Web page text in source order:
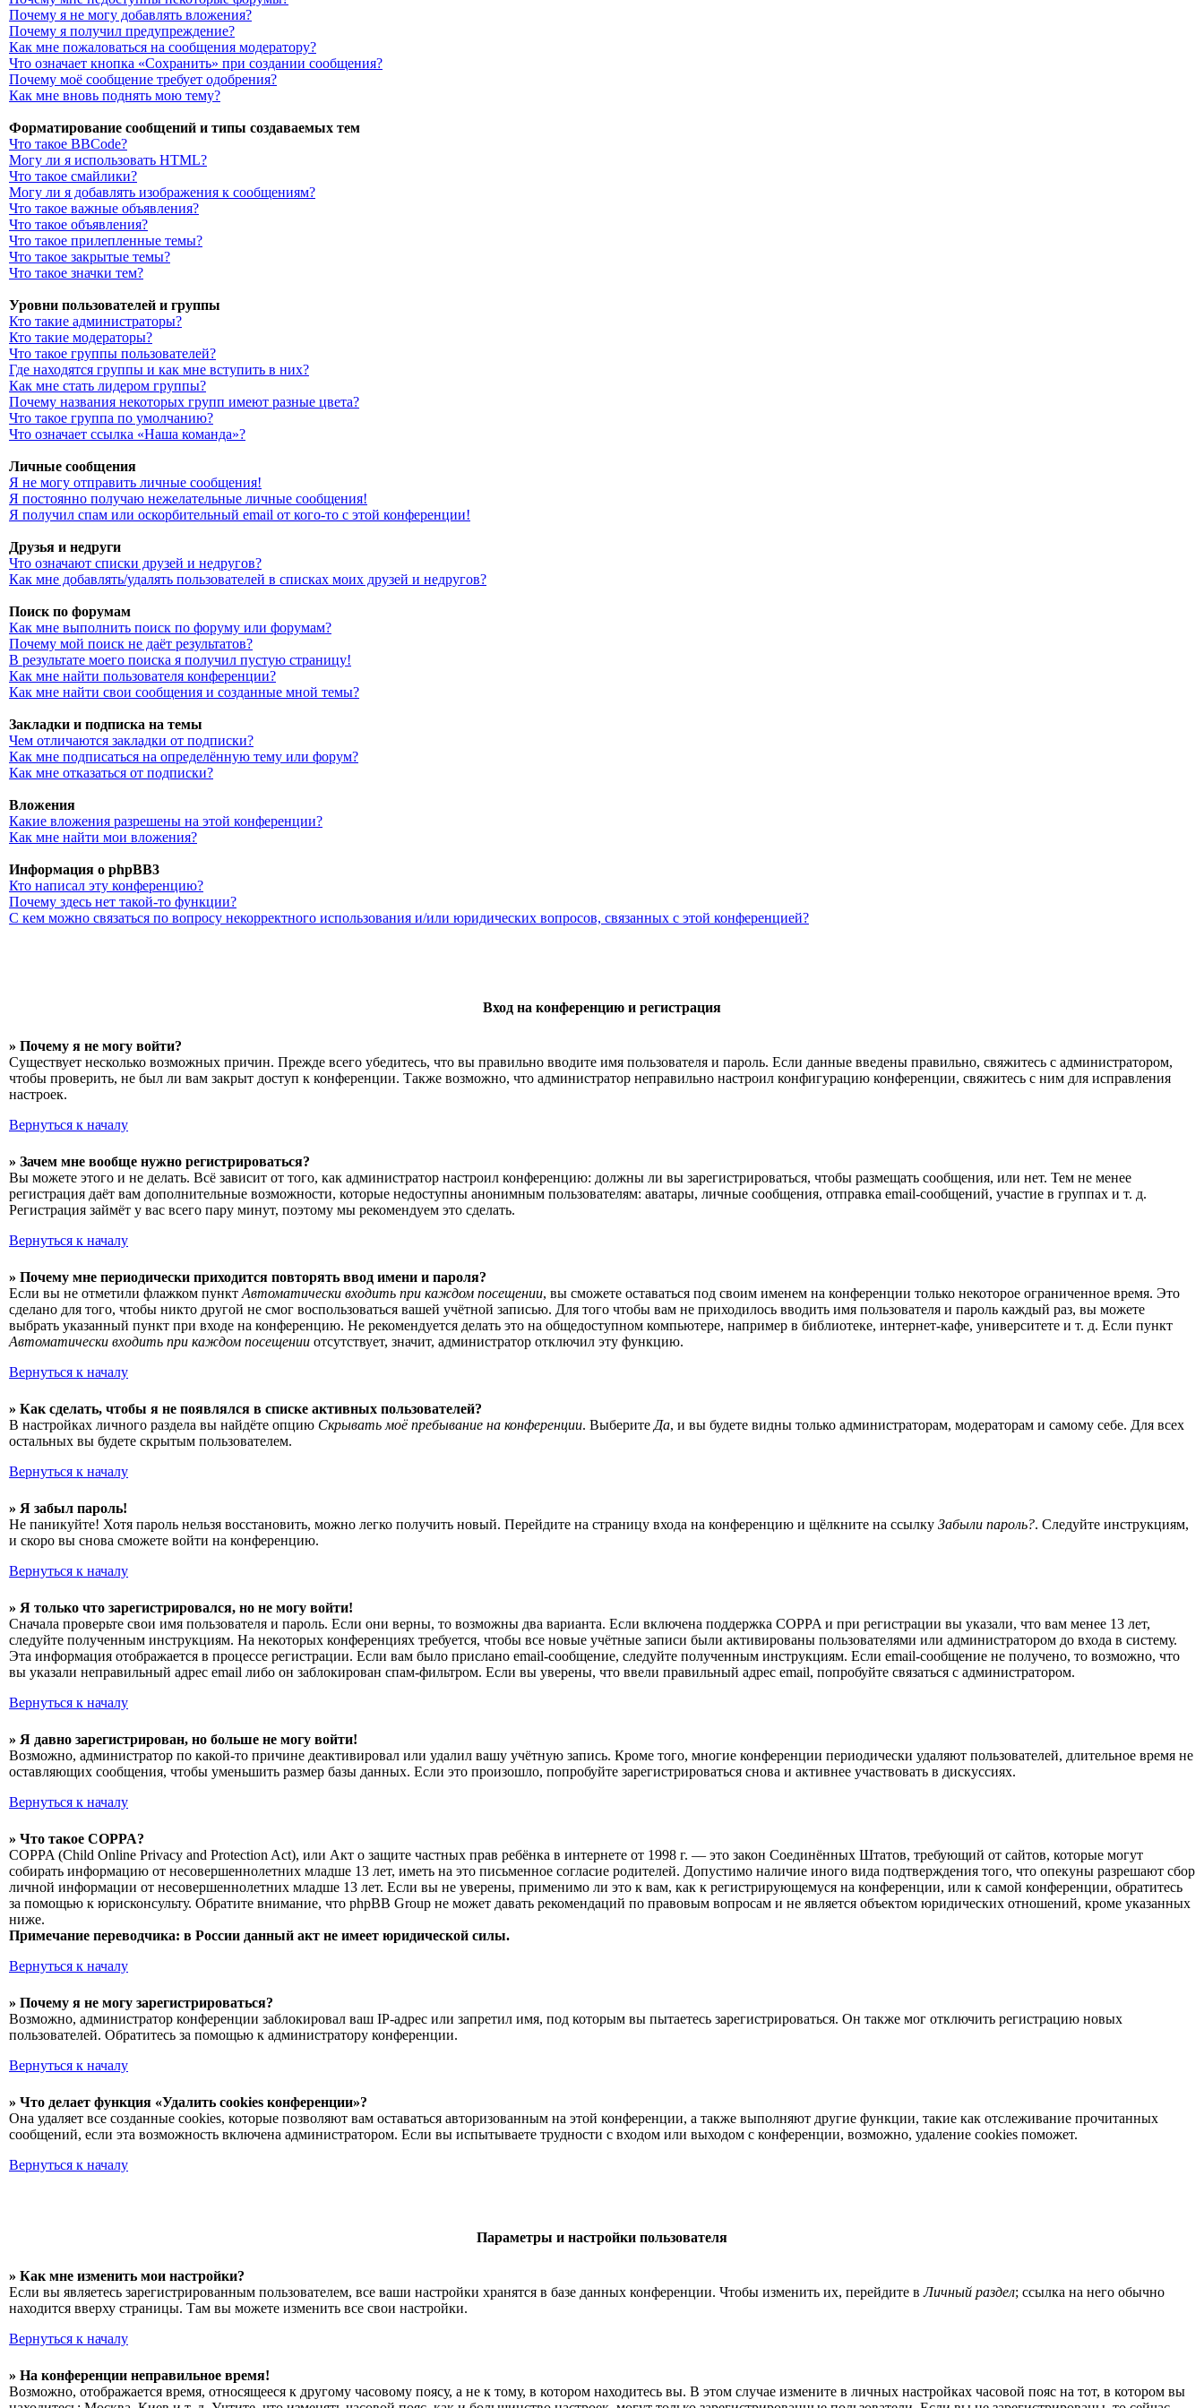
Почему я не могу добавлять вложения?
Почему я получил предупреждение?
Как мне пожаловаться на сообщения модератору?
Что означает кнопка «Сохранить» при создании сообщения?
Почему моё сообщение требует одобрения?
Как мне вновь поднять мою тему?
Форматирование сообщений и типы создаваемых тем
Что такое BBCode?
Могу ли я использовать HTML?
Что такое смайлики?
Могу ли я добавлять изображения к сообщениям?
Что такое важные объявления?
Что такое объявления?
Что такое прилепленные темы?
Что такое закрытые темы?
Что такое значки тем?
Уровни пользователей и группы
Кто такие администраторы?
Кто такие модераторы?
Что такое группы пользователей?
Где находятся группы и как мне вступить в них?
Как мне стать лидером группы?
Почему названия некоторых групп имеют разные цвета?
Что такое группа по умолчанию?
Что означает ссылка «Наша команда»?
Личные сообщения
Я не могу отправить личные сообщения!
Я постоянно получаю нежелательные личные сообщения!
Я получил спам или оскорбительный email от кого-то с этой конференции!
Друзья и недруги
Что означают списки друзей и недругов?
Как мне добавлять/удалять пользователей в списках моих друзей и недругов?
Поиск по форумам
Как мне выполнить поиск по форуму или форумам?
Почему мой поиск не даёт результатов?
В результате моего поиска я получил пустую страницу!
Как мне найти пользователя конференции?
Как мне найти свои сообщения и созданные мной темы?
Закладки и подписка на темы
Чем отличаются закладки от подписки?
Как мне подписаться на определённую тему или форум?
Как мне отказаться от подписки?
Вложения
Какие вложения разрешены на этой конференции?
Как мне найти мои вложения?
Информация о phpBB3
Кто написал эту конференцию?
Почему здесь нет такой-то функции?
С кем можно связаться по вопросу некорректного использования и/или юридических вопросов, связанных с этой конференцией?
Вход на конференцию и регистрация
» Почему я не могу войти?
Существует несколько возможных причин. Прежде всего убедитесь, что вы правильно вводите имя пользователя и пароль. Если данные введены правильно, свяжитесь с администратором,
чтобы проверить, не был ли вам закрыт доступ к конференции. Также возможно, что администратор неправильно настроил конфигурацию конференции, свяжитесь с ним для исправления
настроек.
Вернуться к началу
» Зачем мне вообще нужно регистрироваться?
Вы можете этого и не делать. Всё зависит от того, как администратор настроил конференцию: должны ли вы зарегистрироваться, чтобы размещать сообщения, или нет. Тем не менее
регистрация даёт вам дополнительные возможности, которые недоступны анонимным пользователям: аватары, личные сообщения, отправка email-сообщений, участие в группах и т. д.
Регистрация займёт у вас всего пару минут, поэтому мы рекомендуем это сделать.
Вернуться к началу
» Почему мне периодически приходится повторять ввод имени и пароля?
Если вы не отметили флажком пункт Автоматически входить при каждом посещении, вы сможете оставаться под своим именем на конференции только некоторое ограниченное время. Это
сделано для того, чтобы никто другой не смог воспользоваться вашей учётной записью. Для того чтобы вам не приходилось вводить имя пользователя и пароль каждый раз, вы можете
выбрать указанный пункт при входе на конференцию. Не рекомендуется делать это на общедоступном компьютере, например в библиотеке, интернет-кафе, университете и т. д. Если пункт
Автоматически входить при каждом посещении отсутствует, значит, администратор отключил эту функцию.
Вернуться к началу
» Как сделать, чтобы я не появлялся в списке активных пользователей?
В настройках личного раздела вы найдёте опцию Скрывать моё пребывание на конференции. Выберите Да, и вы будете видны только администраторам, модераторам и самому себе. Для всех
остальных вы будете скрытым пользователем.
Вернуться к началу
» Я забыл пароль!
Не паникуйте! Хотя пароль нельзя восстановить, можно легко получить новый. Перейдите на страницу входа на конференцию и щёлкните на ссылку Забыли пароль?. Следуйте инструкциям,
и скоро вы снова сможете войти на конференцию.
Вернуться к началу
» Я только что зарегистрировался, но не могу войти!
Сначала проверьте свои имя пользователя и пароль. Если они верны, то возможны два варианта. Если включена поддержка COPPA и при регистрации вы указали, что вам менее 13 лет,
следуйте полученным инструкциям. На некоторых конференциях требуется, чтобы все новые учётные записи были активированы пользователями или администратором до входа в систему.
Эта информация отображается в процессе регистрации. Если вам было прислано email-сообщение, следуйте полученным инструкциям. Если email-сообщение не получено, то возможно, что
вы указали неправильный адрес email либо он заблокирован спам-фильтром. Если вы уверены, что ввели правильный адрес email, попробуйте связаться с администратором.
Вернуться к началу
» Я давно зарегистрирован, но больше не могу войти!
Возможно, администратор по какой-то причине деактивировал или удалил вашу учётную запись. Кроме того, многие конференции периодически удаляют пользователей, длительное время не
оставляющих сообщения, чтобы уменьшить размер базы данных. Если это произошло, попробуйте зарегистрироваться снова и активнее участвовать в дискуссиях.
Вернуться к началу
» Что такое COPPA?
COPPA (Child Online Privacy and Protection Act), или Акт о защите частных прав ребёнка в интернете от 1998 г. — это закон Соединённых Штатов, требующий от сайтов, которые могут
собирать информацию от несовершеннолетних младше 13 лет, иметь на это письменное согласие родителей. Допустимо наличие иного вида подтверждения того, что опекуны разрешают сбор
личной информации от несовершеннолетних младше 13 лет. Если вы не уверены, применимо ли это к вам, как к регистрирующемуся на конференции, или к самой конференции, обратитесь
за помощью к юрисконсульту. Обратите внимание, что phpBB Group не может давать рекомендаций по правовым вопросам и не является объектом юридических отношений, кроме указанных
ниже.
Примечание переводчика: в России данный акт не имеет юридической силы.
Вернуться к началу
» Почему я не могу зарегистрироваться?
Возможно, администратор конференции заблокировал ваш IP-адрес или запретил имя, под которым вы пытаетесь зарегистрироваться. Он также мог отключить регистрацию новых
пользователей. Обратитесь за помощью к администратору конференции.
Вернуться к началу
» Что делает функция «Удалить cookies конференции»?
Она удаляет все созданные cookies, которые позволяют вам оставаться авторизованным на этой конференции, а также выполняют другие функции, такие как отслеживание прочитанных
сообщений, если эта возможность включена администратором. Если вы испытываете трудности с входом или выходом с конференции, возможно, удаление cookies поможет.
Вернуться к началу
Параметры и настройки пользователя
» Как мне изменить мои настройки?
Если вы являетесь зарегистрированным пользователем, все ваши настройки хранятся в базе данных конференции. Чтобы изменить их, перейдите вЛичный раздел; ссылка на него обычно
находится вверху страницы. Там вы можете изменить все свои настройки.
Вернуться к началу
» На конференции неправильное время!
Возможно, отображается время, относящееся к другому часовому поясу, а не к тому, в котором находитесь вы. В этом случае измените в личных настройках часовой пояс на тот, в котором вы